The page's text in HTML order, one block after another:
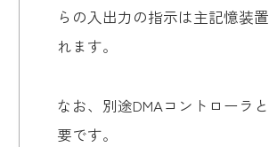
らの入出力の指示は主記憶装
れます。
なお、別途DMAコントローラ
要です。